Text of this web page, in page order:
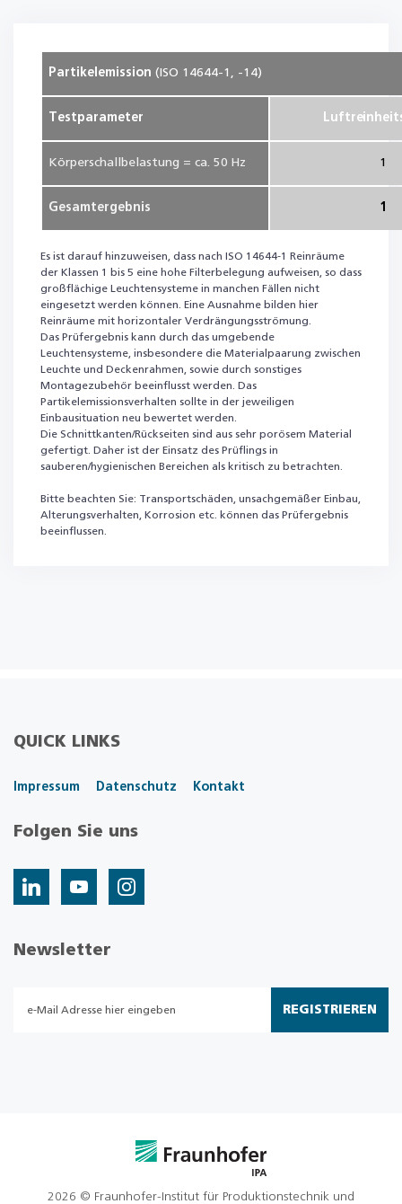
Partikelemission(ISO 14644-1, -14)
Testparameter
Körperschallbelastung = ca. 50 Hz 1
Gesamtergebnis 1
Es ist darauf hinzuweisen, dass nach ISO 14644-1 Reinräume
der Klassen 1 bis 5 eine hohe Filterbelegung aufweisen, so dass
großflächige Leuchtensysteme in manchen Fällen nicht
eingesetzt werden können. Eine Ausnahme bilden hier
Reinräume mit horizontaler Verdrängungsströmung.
Das Prüfergebnis kann durch das umgebende
Leuchtensysteme, insbesondere die Materialpaarung zwischen
Leuchte und Deckenrahmen, sowie durch sonstiges
Montagezubehör beeinflusst werden. Das
Partikelemissionsverhalten sollte in der jeweiligen
Einbausituation neu bewertet werden.
Die Schnittkanten/Rückseiten sind aus sehr porösem Material
gefertigt. Daher ist der Einsatz des Prüflings in
sauberen/hygienischen Bereichen als kritisch zu betrachten.
Bitte beachten Sie: Transportschäden, unsachgemäßer Einbau,
Alterungsverhalten, Korrosion etc. können das Prüfergebnis
beeinflussen.
QUICK LINKS
Impressum Datenschutz Kontakt
Folgen Sie uns
Newsletter
REGISTRIEREN
2026 © Fraunhofer-Institut für Produktionstechnik und